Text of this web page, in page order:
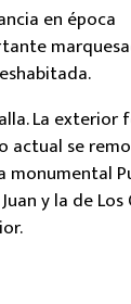
en época
La exterior
actual se
monumental
y la de Los